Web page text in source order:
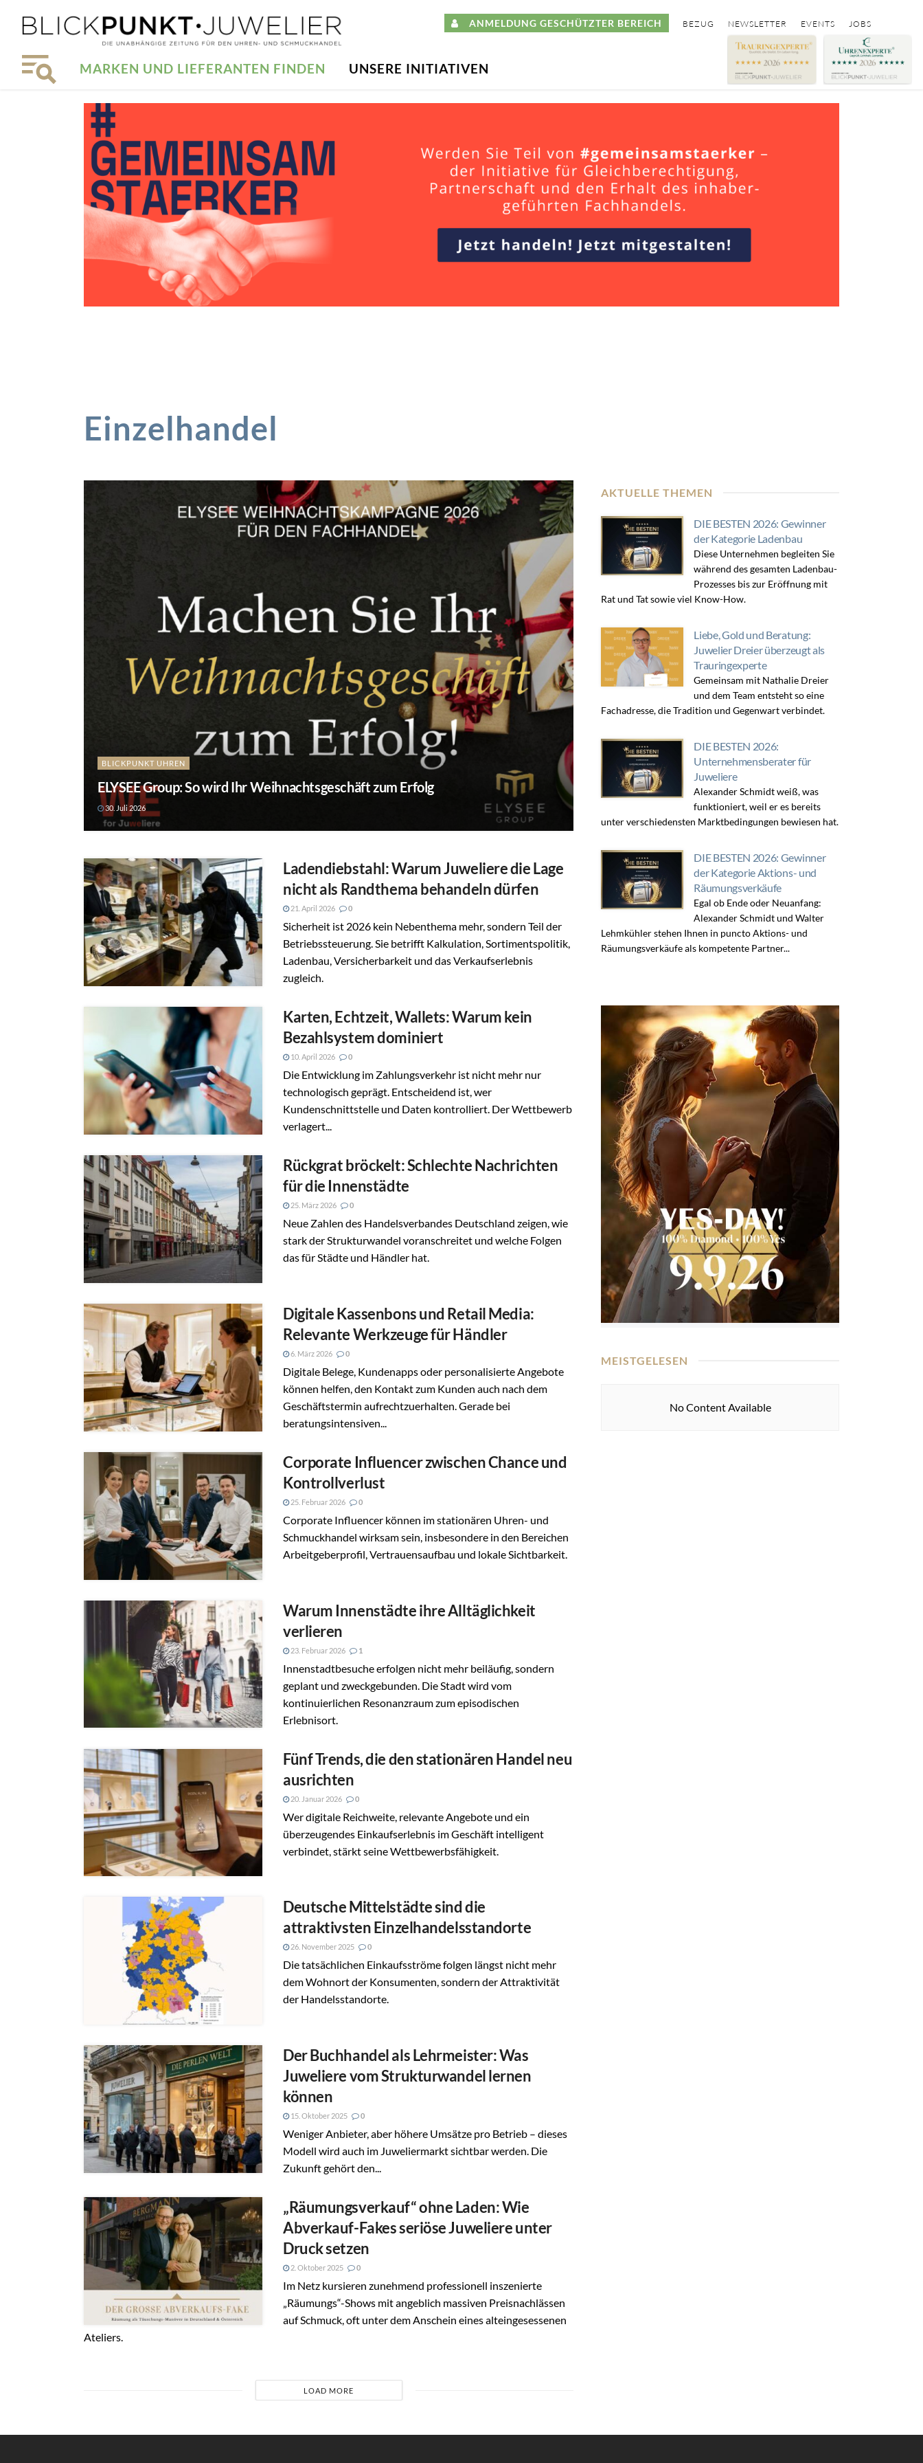
ANMELDUNG GESCHÜTZTER BEREICH BEZUG NEWSLETTER EVENTS JOBS
MARKEN UND LIEFERANTEN FINDEN UNSERE INITIATIVEN
Einzelhandel
BLICKPUNKT UHREN
ELYSEE Group: So wird Ihr Weihnachtsgeschäft zum Erfolg
30. Juli 2026
Ladendiebstahl: Warum Juweliere die Lage
nicht als Randthema behandeln dürfen
21. April 2026 0
Sicherheit ist 2026 kein Nebenthema mehr, sondern Teil der
Betriebssteuerung. Sie betrifft Kalkulation, Sortimentspolitik,
Ladenbau, Versicherbarkeit und das Verkaufserlebnis
zugleich.
Karten, Echtzeit, Wallets: Warum kein
Bezahlsystem dominiert
10. April 2026 0
Die Entwicklung im Zahlungsverkehr ist nicht mehr nur
technologisch geprägt. Entscheidend ist, wer
Kundenschnittstelle und Daten kontrolliert. Der Wettbewerb
verlagert...
Rückgrat bröckelt: Schlechte Nachrichten
für die Innenstädte
25. März 2026 0
Neue Zahlen des Handelsverbandes Deutschland zeigen, wie
stark der Strukturwandel voranschreitet und welche Folgen
das für Städte und Händler hat.
Digitale Kassenbons und Retail Media:
Relevante Werkzeuge für Händler
6. März 2026 0
Digitale Belege, Kundenapps oder personalisierte Angebote
können helfen, den Kontakt zum Kunden auch nach dem
Geschäftstermin aufrechtzuerhalten. Gerade bei
beratungsintensiven...
Corporate Influencer zwischen Chance und
Kontrollverlust
25. Februar 2026 0
Corporate Influencer können im stationären Uhren- und
Schmuckhandel wirksam sein, insbesondere in den Bereichen
Arbeitgeberprofil, Vertrauensaufbau und lokale Sichtbarkeit.
Warum Innenstädte ihre Alltäglichkeit
verlieren
23. Februar 2026 1
Innenstadtbesuche erfolgen nicht mehr beiläufig, sondern
geplant und zweckgebunden. Die Stadt wird vom
kontinuierlichen Resonanzraum zum episodischen
Erlebnisort.
Fünf Trends, die den stationären Handel neu
ausrichten
20. Januar 2026 0
Wer digitale Reichweite, relevante Angebote und ein
überzeugendes Einkaufserlebnis im Geschäft intelligent
verbindet, stärkt seine Wettbewerbsfähigkeit.
Deutsche Mittelstädte sind die
attraktivsten Einzelhandelsstandorte
26. November 2025 0
Die tatsächlichen Einkaufsströme folgen längst nicht mehr
dem Wohnort der Konsumenten, sondern der Attraktivität
der Handelsstandorte.
Der Buchhandel als Lehrmeister: Was
Juweliere vom Strukturwandel lernen
können
15. Oktober 2025 0
Weniger Anbieter, aber höhere Umsätze pro Betrieb – dieses
Modell wird auch im Juweliermarkt sichtbar werden. Die
Zukunft gehört den...
„Räumungsverkauf“ ohne Laden: Wie
Abverkauf-Fakes seriöse Juweliere unter
Druck setzen
2. Oktober 2025 0
Im Netz kursieren zunehmend professionell inszenierte
„Räumungs“-Shows mit angeblich massiven Preisnachlässen
auf Schmuck, oft unter dem Anschein eines alteingesessenen
Ateliers.
LOAD MORE
AKTUELLE THEMEN
DIE BESTEN 2026: Gewinner
der Kategorie Ladenbau
Diese Unternehmen begleiten Sie
während des gesamten Ladenbau-
Prozesses bis zur Eröffnung mit
Rat und Tat sowie viel Know-How.
Liebe, Gold und Beratung:
Juwelier Dreier überzeugt als
Trauringexperte
Gemeinsam mit Nathalie Dreier
und dem Team entsteht so eine
Fachadresse, die Tradition und Gegenwart verbindet.
DIE BESTEN 2026:
Unternehmensberater für
Juweliere
Alexander Schmidt weiß, was
funktioniert, weil er es bereits
unter verschiedensten Marktbedingungen bewiesen hat.
DIE BESTEN 2026: Gewinner
der Kategorie Aktions- und
Räumungsverkäufe
Egal ob Ende oder Neuanfang:
Alexander Schmidt und Walter
Lehmkühler stehen Ihnen in puncto Aktions- und
Räumungsverkäufe als kompetente Partner...
MEISTGELESEN
No Content Available